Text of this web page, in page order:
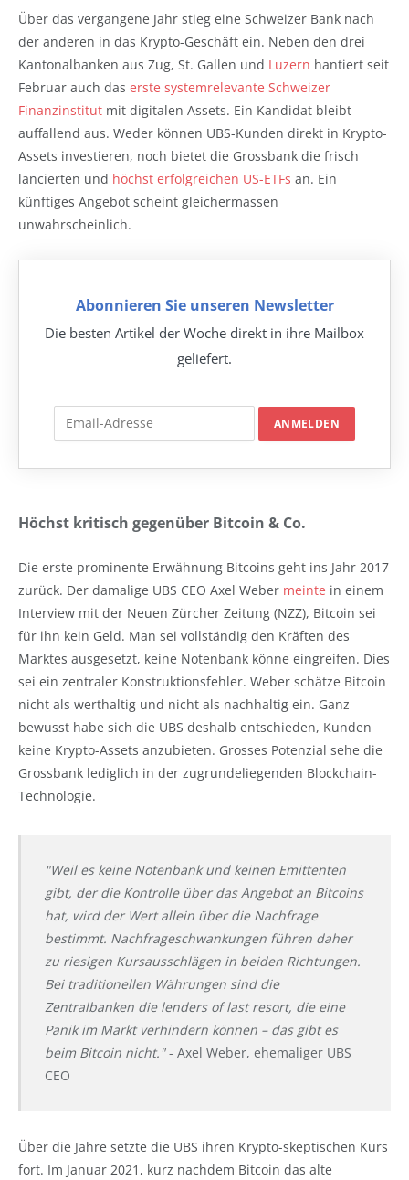
Über das vergangene Jahr stieg eine Schweizer Bank nach
der anderen in das Krypto-Geschäft ein. Neben den drei
Kantonalbanken aus Zug, St. Gallen und Luzern hantiert seit
Februar auch das erste systemrelevante Schweizer
Finanzinstitut mit digitalen Assets. Ein Kandidat bleibt
auffallend aus. Weder können UBS-Kunden direkt in Krypto-
Assets investieren, noch bietet die Grossbank die frisch
lancierten und höchst erfolgreichen US-ETFs an. Ein
künftiges Angebot scheint gleichermassen
unwahrscheinlich.
Abonnieren Sie unseren Newsletter
Die besten Artikel der Woche direkt in ihre Mailbox
geliefert.
Höchst kritisch gegenüber Bitcoin & Co.
Die erste prominente Erwähnung Bitcoins geht ins Jahr 2017
zurück. Der damalige UBS CEO Axel Weber meinte in einem
Interview mit der Neuen Zürcher Zeitung (NZZ), Bitcoin sei
für ihn kein Geld. Man sei vollständig den Kräften des
Marktes ausgesetzt, keine Notenbank könne eingreifen. Dies
sei ein zentraler Konstruktionsfehler. Weber schätze Bitcoin
nicht als werthaltig und nicht als nachhaltig ein. Ganz
bewusst habe sich die UBS deshalb entschieden, Kunden
keine Krypto-Assets anzubieten. Grosses Potenzial sehe die
Grossbank lediglich in der zugrundeliegenden Blockchain-
Technologie.
"Weil es keine Notenbank und keinen Emittenten
gibt, der die Kontrolle über das Angebot an Bitcoins
hat, wird der Wert allein über die Nachfrage
bestimmt. Nachfrageschwankungen führen daher
zu riesigen Kursausschlägen in beiden Richtungen.
Bei traditionellen Währungen sind die
Zentralbanken die lenders of last resort, die eine
Panik im Markt verhindern können – das gibt es
beim Bitcoin nicht."- Axel Weber, ehemaliger UBS
CEO
Über die Jahre setzte die UBS ihren Krypto-skeptischen Kurs
fort. Im Januar 2021, kurz nachdem Bitcoin das alte